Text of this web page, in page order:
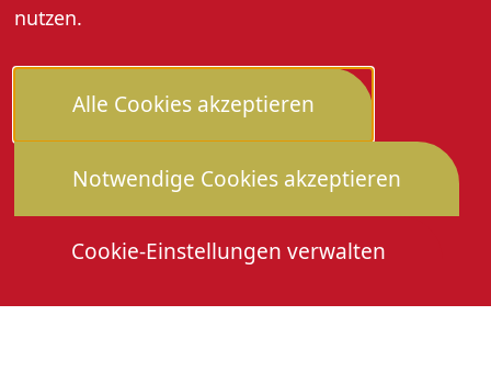
nutzen.
Alle Cookies akzeptieren
Notwendige Cookies akzeptieren
Cookie-Einstellungen verwalten